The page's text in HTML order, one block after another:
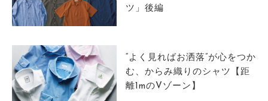
ツ」後編
“よく見ればお洒落”が心をつか
む、からみ織りのシャツ【距
離1mのVゾーン】